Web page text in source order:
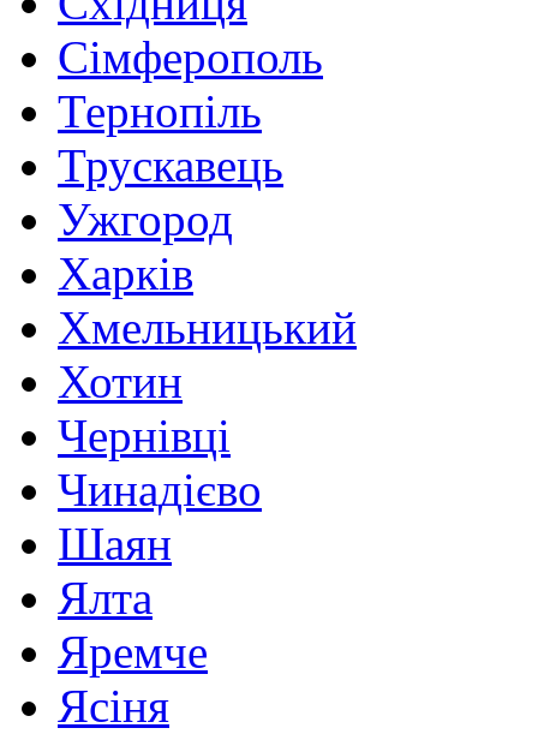
Сімферополь
Тернопіль
Трускавець
Ужгород
Харків
Хмельницький
Хотин
Чернівці
Чинадієво
Шаян
Ялта
Яремче
Ясіня